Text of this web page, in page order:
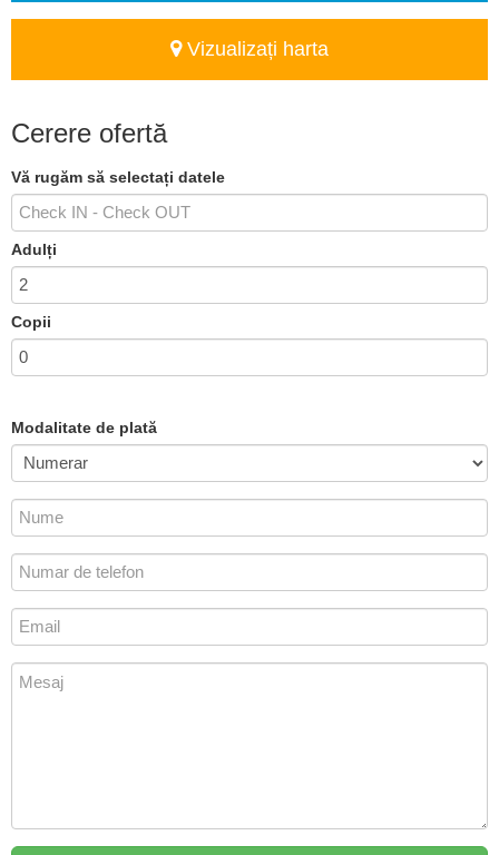
Vizualizați harta
Cerere ofertă
Vă rugăm să selectați datele
Adulți
Copii
Modalitate de plată